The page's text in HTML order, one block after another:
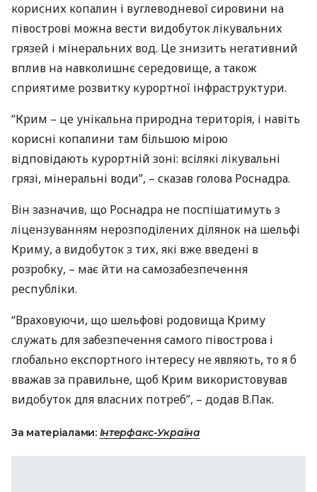
корисних копалин і вуглеводневої сировини на
півострові можна вести видобуток лікувальних
грязей і мінеральних вод. Це знизить негативний
вплив на навколишнє середовище, а також
сприятиме розвитку курортної інфраструктури.
“Крим – це унікальна природна територія, і навіть
корисні копалини там більшою мірою
відповідають курортній зоні: всілякі лікувальні
грязі, мінеральні води”, – сказав голова Роснадра.
Він зазначив, що Роснадра не поспішатимуть з
ліцензуванням нерозподілених ділянок на шельфі
Криму, а видобуток з тих, які вже введені в
розробку, – має йти на самозабезпечення
республіки.
“Враховуючи, що шельфові родовища Криму
служать для забезпечення самого півострова і
глобально експортного інтересу не являють, то я б
вважав за правильне, щоб Крим використовував
видобуток для власних потреб”, – додав В.Пак.
За матеріалами: Інтерфакс-Україна